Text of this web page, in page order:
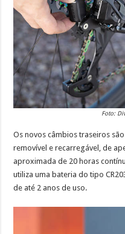
Foto:
Os novos câmbios traseiros
removível e recarregável, de
aproximada de 20 horas
utiliza uma bateria do tipo
de até 2 anos de uso.